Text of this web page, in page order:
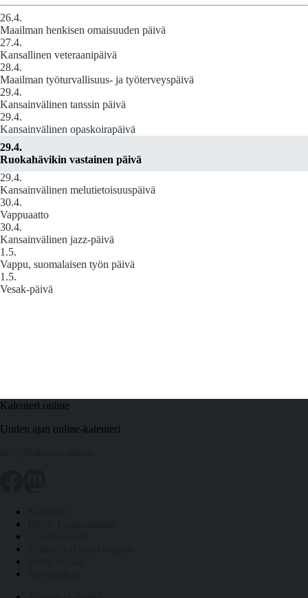
26.4.
Maailman henkisen omaisuuden päivä
27.4.
Kansallinen veteraanipäivä
28.4.
Maailman työturvallisuus- ja työterveyspäivä
29.4.
Kansainvälinen tanssin päivä
29.4.
Kansainvälinen opaskoirapäivä
29.4.
Ruokahävikin vastainen päivä
29.4.
Kansainvälinen melutietoisuuspäivä
30.4.
Vappuaatto
30.4.
Kansainvälinen jazz-päivä
1.5.
Vappu, suomalaisen työn päivä
1.5.
Vesak-päivä
Kalenteri.online
Uuden ajan online-kalenteri